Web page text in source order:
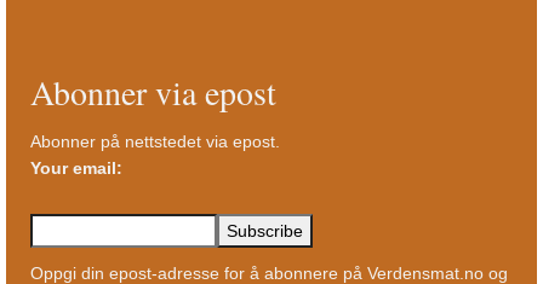
Abonner via epost
Abonner på nettstedet via epost.
Your email:
Oppgi din epost-adresse for å abonnere på Verdensmat.no og